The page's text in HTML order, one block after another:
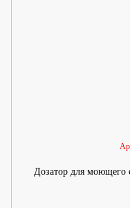
Дозатор для моющего